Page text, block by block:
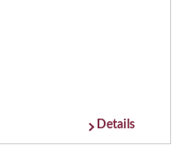
Details